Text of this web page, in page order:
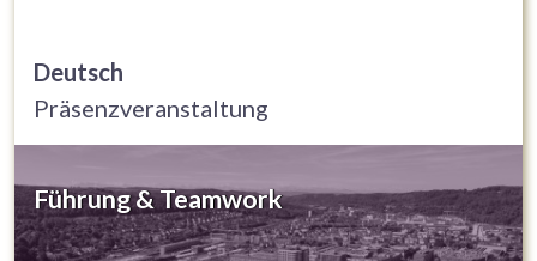
Deutsch
Präsenzveranstaltung
Führung & Teamwork